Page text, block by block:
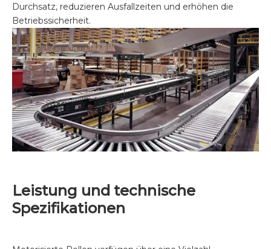
Durchsatz, reduzieren Ausfallzeiten und erhöhen die
Betriebssicherheit.
Leistung und technische
Spezifikationen